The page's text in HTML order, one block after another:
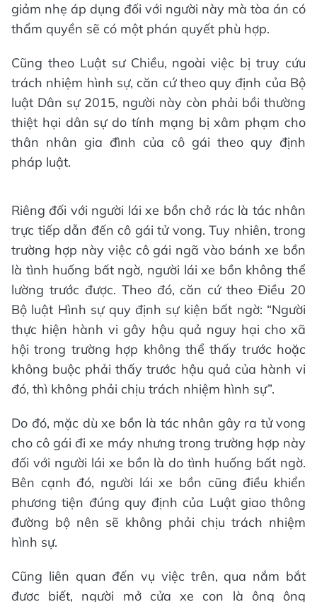
giảm nhẹ áp dụng đối với người này mà tòa án có
thẩm quyền sẽ có một phán quyết phù hợp.
Cũng theo Luật sư Chiều, ngoài việc bị truy cứu
trách nhiệm hình sự, căn cứ theo quy định của Bộ
luật Dân sự 2015, người này còn phải bồi thường
thiệt hại dân sự do tính mạng bị xâm phạm cho
thân nhân gia đình của cô gái theo quy định
pháp luật.
Riêng đối với người lái xe bồn chở rác là tác nhân
trực tiếp dẫn đến cô gái tử vong. Tuy nhiên, trong
trường hợp này việc cô gái ngã vào bánh xe bồn
là tình huống bất ngờ, người lái xe bồn không thể
lường trước được. Theo đó, căn cứ theo Điều 20
Bộ luật Hình sự quy định sự kiện bất ngờ: “Người
thực hiện hành vi gây hậu quả nguy hại cho xã
hội trong trường hợp không thể thấy trước hoặc
không buộc phải thấy trước hậu quả của hành vi
đó, thì không phải chịu trách nhiệm hình sự”.
Do đó, mặc dù xe bồn là tác nhân gây ra tử vong
cho cô gái đi xe máy nhưng trong trường hợp này
đối với người lái xe bồn là do tình huống bất ngờ.
Bên cạnh đó, người lái xe bồn cũng điều khiển
phương tiện đúng quy định của Luật giao thông
đường bộ nên sẽ không phải chịu trách nhiệm
hình sự.
Cũng liên quan đến vụ việc trên, qua nắm bắt
được biết, người mở cửa xe con là ông ông